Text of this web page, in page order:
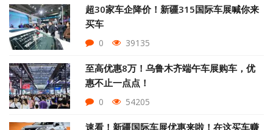
超30家车企降价！新疆315国际车展喊你来
买车
0 39135
至高优惠8万！乌鲁木齐端午车展购车，优
惠不止一点点！
0 54205
速看！新疆国际车展优惠来啦！在这买车赚